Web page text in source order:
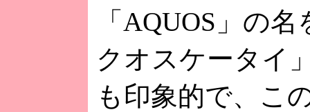
「AQUOS」の
クオスケータイ
も印象的で、こ